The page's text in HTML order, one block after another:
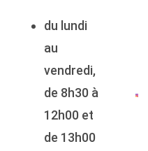
du lundi
au
vendredi,
de 8h30 à
12h00 et
de 13h00